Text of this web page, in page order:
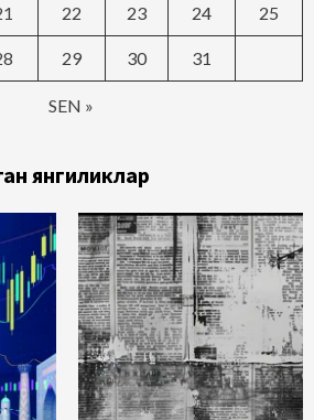
SEN »
22 23 24 25
29 30 31
янгиликлар